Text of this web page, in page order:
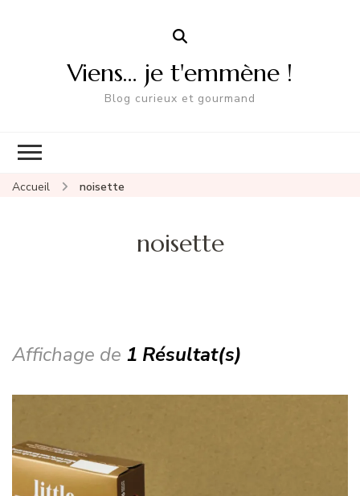
Viens… je t'emmène !
Blog curieux et gourmand
Accueil noisette
noisette
Affichage de 1 Résultat(s)